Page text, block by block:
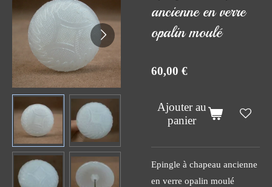
ancienne en verre
opalin moulé
60,00 €
Ajouter au
panier
Epingle à chapeau ancienne
en verre opalin moulé